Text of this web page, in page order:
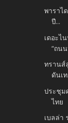
พาราไ
ปี...
เดอะไ
“ถน
ทรานส์
ดันเท
ประชุม
ไทย
เบลล่า